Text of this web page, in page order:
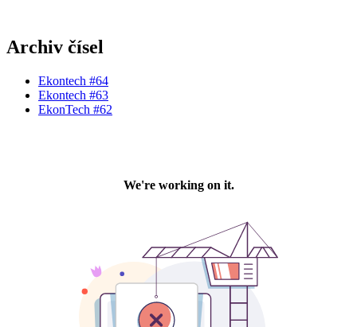
Archiv čísel
Ekontech #64
Ekontech #63
EkonTech #62